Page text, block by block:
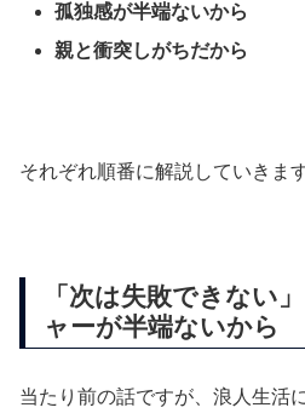
孤独感が半端ないから
親と衝突しがちだから
それぞれ順番に解説していきます
「次は失敗できない
ャーが半端ないから
当たり前の話ですが、浪人生活